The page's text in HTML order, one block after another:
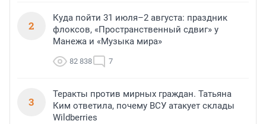
2
Куда пойти 31 июля–2 августа: праздник
флоксов, «Пространственный сдвиг» у
Манежа и «Музыка мира»
82 838 7
3
Теракты против мирных граждан. Татьяна
Ким ответила, почему ВСУ атакует склады
Wildberries